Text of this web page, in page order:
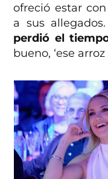
ofreció estar
a sus allegados.
perdió el
bueno, ‘ese arroz